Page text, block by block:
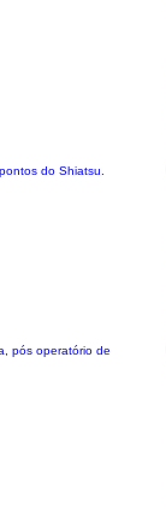
do Shiatsu.
pós operatório de